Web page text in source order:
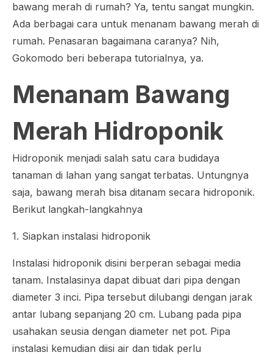
bawang merah di rumah? Ya, tentu sangat mungkin.
Ada berbagai cara untuk menanam bawang merah di
rumah. Penasaran bagaimana caranya? Nih,
Gokomodo beri beberapa tutorialnya, ya.
Menanam Bawang
Merah Hidroponik
Hidroponik menjadi salah satu cara budidaya
tanaman di lahan yang sangat terbatas. Untungnya
saja, bawang merah bisa ditanam secara hidroponik.
Berikut langkah-langkahnya
1. Siapkan instalasi hidroponik
Instalasi hidroponik disini berperan sebagai media
tanam. Instalasinya dapat dibuat dari pipa dengan
diameter 3 inci. Pipa tersebut dilubangi dengan jarak
antar lubang sepanjang 20 cm. Lubang pada pipa
usahakan seusia dengan diameter net pot. Pipa
instalasi kemudian diisi air dan tidak perlu